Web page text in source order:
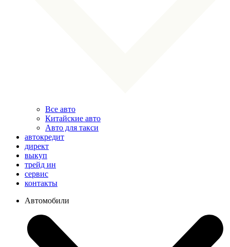
Все авто
Китайские авто
Авто для такси
автокредит
директ
выкуп
трейд ин
сервис
контакты
Автомобили